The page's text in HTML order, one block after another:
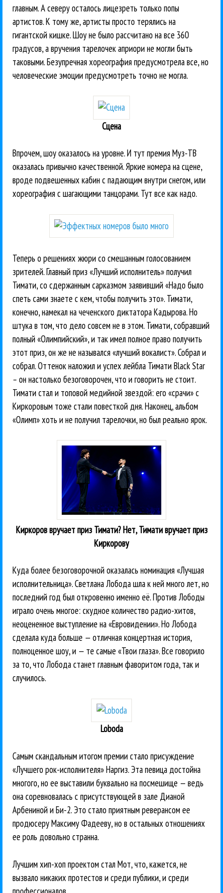
главным. А северу осталось лицезреть только попы
артистов. К тому же, артисты просто терялись на
гигантской кишке. Шоу не было рассчитано на все 360
градусов, а вручения тарелочек априори не могли быть
таковыми. Безупречная хореография предусмотрела все, но
человеческие эмоции предусмотреть точно не могла.
Сцена
Впрочем, шоу оказалось на уровне. И тут премия Муз-ТВ
оказалась привычно качественной. Яркие номера на сцене,
вроде подвешенных кабин с падающим внутри снегом, или
хореография с шагающими танцорами. Тут все как надо.
Теперь о решениях жюри со смешанным голосованием
зрителей. Главный приз «Лучший исполнитель» получил
Тимати, со сдержанным сарказмом заявивший «Надо было
спеть сами знаете с кем, чтобы получить это». Тимати,
конечно, намекал на чеченского диктатора Кадырова. Но
штука в том, что дело совсем не в этом. Тимати, собравший
полный «Олимпийский», и так имел полное право получить
этот приз, он же не назывался «лучший вокалист». Собрал и
собрал. Оттенок наложил и успех лейбла Тимати Black Star
– он настолько безоговорочен, что и говорить не стоит.
Тимати стал и топовой медийной звездой: его «срачи» с
Киркоровым тоже стали повесткой дня. Наконец, альбом
«Олимп» хоть и не получил тарелочки, но был реально ярок.
Киркоров вручает приз Тимати? Нет, Тимати вручает приз
Киркорову
Куда более безоговорочной оказалась номинация «Лучшая
исполнительница». Светлана Лобода шла к ней много лет, но
последний год был откровенно именно её. Против Лободы
играло очень многое: скудное количество радио-хитов,
неоцененное выступление на «Евровидении». Но Лобода
сделала куда больше — отличная концертная история,
полноценное шоу, и — те самые «Твои глаза». Все говорило
за то, что Лобода станет главным фаворитом года, так и
случилось.
Loboda
Самым скандальным итогом премии стало присуждение
«Лучшего рок-исполнителя» Наргиз. Эта певица достойна
многого, но ее выставили буквально на посмешище — ведь
она соревновалась с присутствующей в зале Дианой
Арбениной и Би-2. Это стало приятным реверансом ее
продюсеру Максиму Фадееву, но в остальных отношениях
ее роль довольно странна.
Лучшим хип-хоп проектом стал Мот, что, кажется, не
вызвало никаких протестов и среди публики, и среди